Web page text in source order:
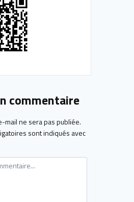
commentaire
mail ne sera pas publiée.
sont indiqués avec